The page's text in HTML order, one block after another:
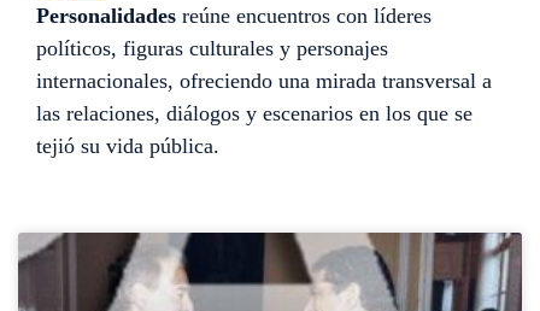
Personalidades reúne encuentros con líderes
políticos, figuras culturales y personajes
internacionales, ofreciendo una mirada transversal a
las relaciones, diálogos y escenarios en los que se
tejió su vida pública.
Página Página